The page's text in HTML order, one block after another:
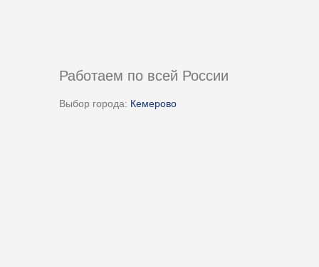
Работаем по всей России
Выбор города: Кемерово